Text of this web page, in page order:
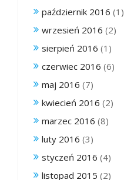
październik 2016 (1)
wrzesień 2016 (2)
sierpień 2016 (1)
czerwiec 2016 (6)
maj 2016 (7)
kwiecień 2016 (2)
marzec 2016 (8)
luty 2016 (3)
styczeń 2016 (4)
listopad 2015 (2)